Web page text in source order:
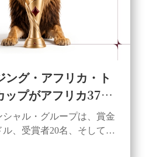
ング・アフリカ・ト
ップがアフリカ37カ
トレーダーに平等な
賞金獲得のチャンス
シャル・グループは、賞金
ル、受賞者20名、そして同
提供するアフリカ全土を